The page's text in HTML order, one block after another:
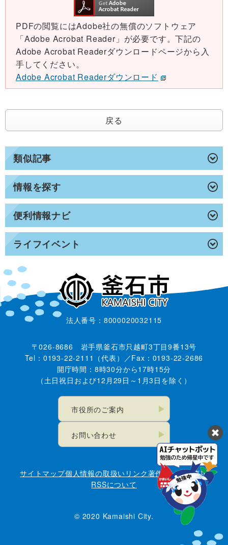
類似記事
情報を探す
便利情報ナビ
ライフイベント
PDFの閲覧にはAdobe社の無償のソフトウェア
「Adobe Acrobat Reader」が必要です。下記の
Adobe Acrobat Readerダウンロードページから入
手してください。
Adobe Acrobat Readerダウンロード
戻る
法人番号：8000020032115
〒026-8686 岩手県釜石市只越町3丁目9番13号
Tel：0193-22-2111（代表）／Fax：0193-22-2686
開庁時間：8時30分から17時15分
（土日祝日および12月29日～1月3日を除く）
市役所のご案内
お問い合わせ
サイトマップ個人情報の取扱い リンク著作権・免責事項
RSSについて
© 2020 Kamaishi City.